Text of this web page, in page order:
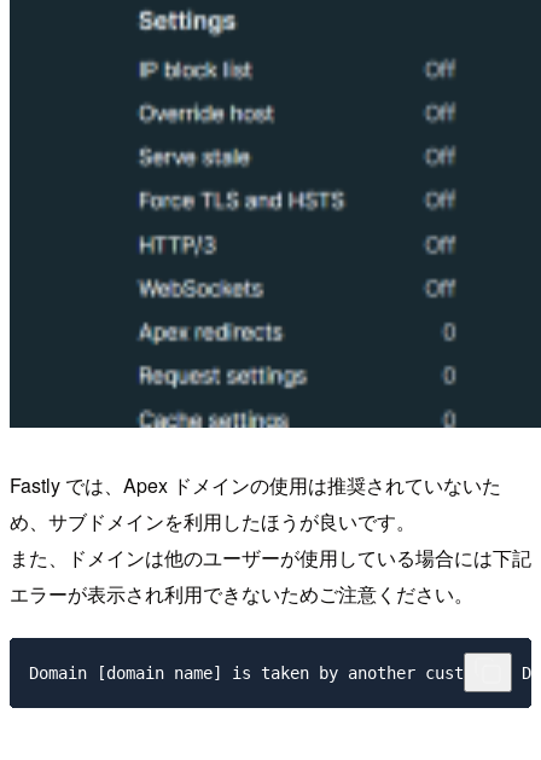
Fastly では、Apex ドメインの使用は推奨されていないた
め、サブドメインを利用したほうが良いです。
また、ドメインは他のユーザーが使用している場合には下記
エラーが表示され利用できないためご注意ください。